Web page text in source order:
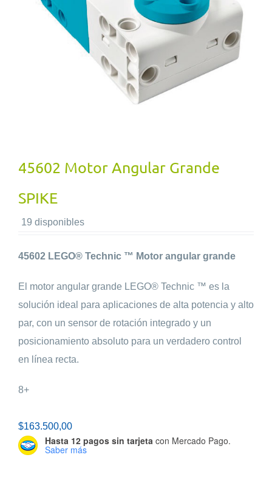
45602 Motor Angular Grande
SPIKE
19 disponibles
45602 LEGO® Technic ™ Motor angular grande
El motor angular grande LEGO® Technic ™ es la
solución ideal para aplicaciones de alta potencia y alto
par, con un sensor de rotación integrado y un
posicionamiento absoluto para un verdadero control
en línea recta.
8+
$163.500,00
Hasta 12 pagos sin tarjeta con Mercado Pago.
Saber más